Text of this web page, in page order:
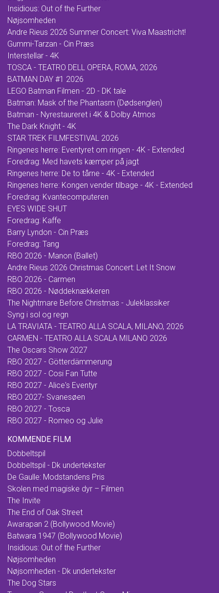
Insidious: Out of the Further
Nøjsomheden
Andre Rieus 2026 Summer Concert: Viva Maastricht!
Gummi-Tarzan - Cin Præs
Interstellar - 4K
TOSCA - TEATRO DELL OPERA, ROMA, 2026
BATMAN DAY #1 2026
LEGO Batman Filmen - 2D - DK tale
Batman: Mask of the Phantasm (Dødsenglen)
Batman - Nyrestaureret i 4K & Dolby Atmos
The Dark Knight - 4K
STAR TREK FILMFESTIVAL 2026
Ringenes herre: Eventyret om ringen - 4K - Extended
Foredrag: Med havets kæmper på jagt
Ringenes herre: De to tårne - 4K - Extended
Ringenes herre: Kongen vender tilbage - 4K - Extended
Foredrag: Kvantecomputeren
EYES WIDE SHUT
Foredrag: Kaffe
Barry Lyndon - Cin Præs
Foredrag: Tang
RBO 2026 - Manon (Ballet)
Andre Rieus 2026 Christmas Concert: Let It Snow
RBO 2026 - Carmen
RBO 2026 - Nøddeknækkeren
The Nightmare Before Christmas - Juleklassiker
Syng i sol og regn
LA TRAVIATA - TEATRO ALLA SCALA, MILANO, 2026
CARMEN - TEATRO ALLA SCALA MILANO 2026
The Oscars Show 2027
RBO 2027 - Götterdämmerung
RBO 2027 - Cosi Fan Tutte
RBO 2027 - Alice's Eventyr
RBO 2027- Svanesøen
RBO 2027 - Tosca
RBO 2027 - Romeo og Julie
KOMMENDE FILM
Dobbeltspil
Dobbeltspil - Dk undertekster
De Gaulle: Modstandens Pris
Skolen med magiske dyr – Filmen
The Invite
The End of Oak Street
Awarapan 2 (Bollywood Movie)
Batwara 1947 (Bollywood Movie)
Insidious: Out of the Further
Nøjsomheden
Nøjsomheden - Dk undertekster
The Dog Stars